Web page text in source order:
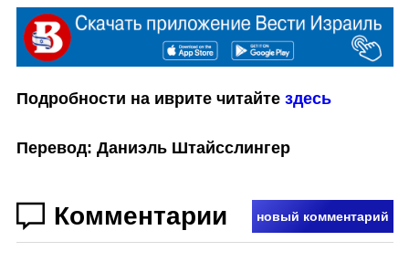
Подробности на иврите читайте здесь
Перевод: Даниэль Штайсслингер
Комментарии новый комментарий